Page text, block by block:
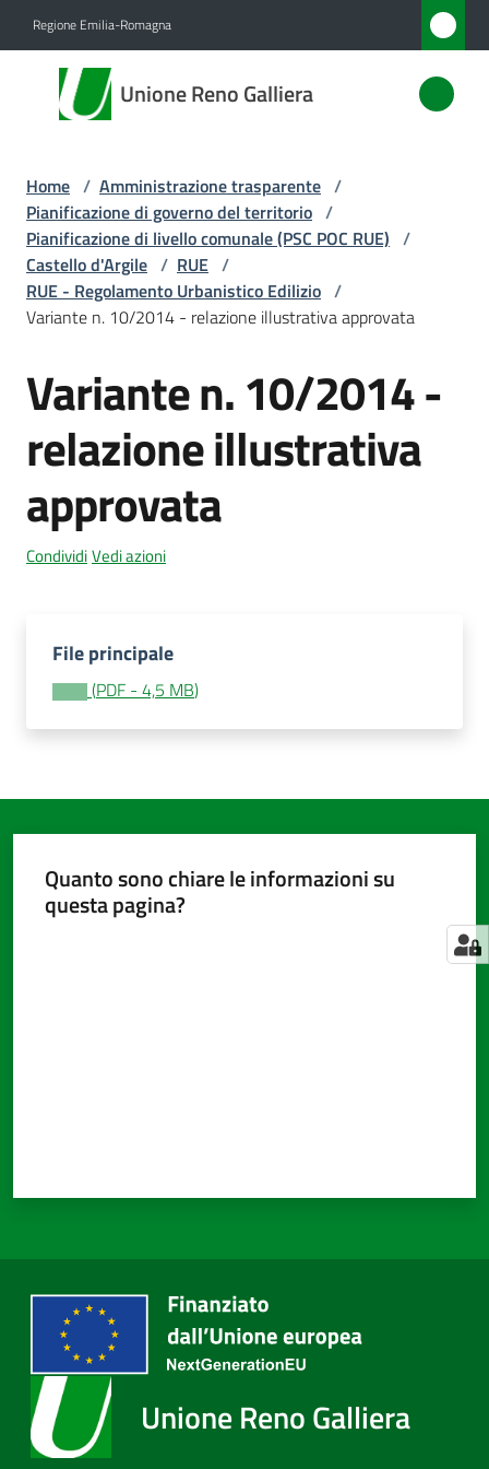
Regione Emilia-Romagna
Unione Reno Galliera
Unione
Reno
Amministrazione
Menu selezionato
Novità
Vivere
l'Unione
Tutti
su
Home / Amministrazione trasparente /
Pianificazione di governo del territorio /
Pianificazione di livello comunale (PSC POC RUE) /
Castello d'Argile / RUE /
RUE - Regolamento Urbanistico Edilizio /
Variante n. 10/2014 - relazione illustrativa approvata
Variante n. 10/2014 -
relazione illustrativa
approvata
CondividiVedi azioni
File principale
(PDF - 4,5 MB)
Quanto sono chiare le informazioni su
questa pagina?
Unione Reno Galliera